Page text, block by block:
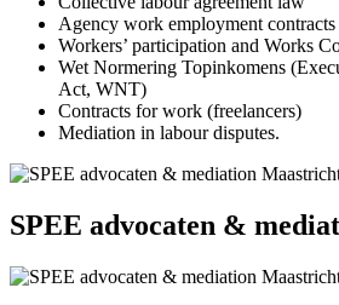
Agency work employment contracts
Workers’ participation and Works
Wet Normering Topinkomens
Act, WNT)
Contracts for work (freelancers)
Mediation in labour disputes.
SPEE advocaten &